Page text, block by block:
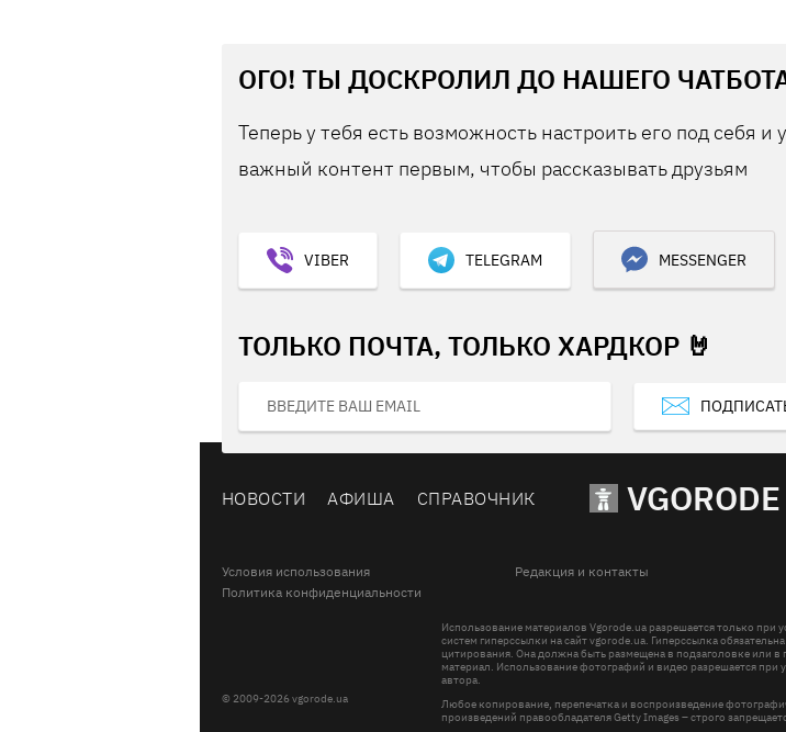
ОГО! ТЫ ДОСКРОЛИЛ ДО НАШЕГО
Теперь у тебя есть возможность настроить его под себя и
важный контент первым, чтобы рассказывать друзьям
VIBER TELEGRAM MESSENGER
ТОЛЬКО ПОЧТА, ТОЛЬКО ХАРДКОР 🤘
НОВОСТИ АФИША СПРАВОЧНИК VGORODE
Условия использования Редакция и контакты
Политика конфиденциальности
© 2009-2026 vgorode.ua
Использование материалов Vgorode.ua разрешается только
систем гиперссылки на сайт vgorode.ua. Гиперссылка
цитирования. Она должна быть размещена в подзаголовке или в
материал. Использование фотографий и видео разрешается при
автора.
Любое копирование, перепечатка и воспроизведение
произведений правообладателя Getty Images – строго